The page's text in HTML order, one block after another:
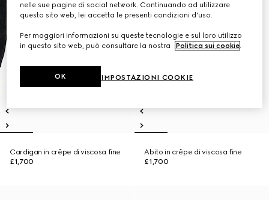
Cardigan in crêpe di viscosa fine
£1,700
Abito in crêpe di viscosa fine
£1,700
nelle sue pagine di social network. Continuando ad utilizzare
questo sito web, lei accetta le presenti condizioni d'uso.
Per maggiori informazioni su queste tecnologie e sul loro utilizzo
in questo sito web, può consultare la nostra
Politica sui cookie.
IMPOSTAZIONI COOKIE
OK